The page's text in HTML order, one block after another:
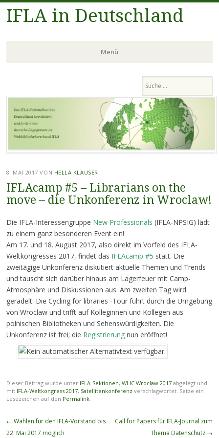
IFLA in Deutschland
Menü
springen
8. MAI 2017 VON HELLA KLAUSER
IFLAcamp #5 – Librarians on the
move – die Unkonferenz in Wroclaw!
Die IFLA-Interessengruppe New Professionals (IFLA-NPSIG) lädt
zu einem ganz besonderen Event ein!
Am 17. und 18. August 2017, also direkt im Vorfeld des IFLA-
Weltkongresses 2017, findet das IFLAcamp #5 statt. Die
zweitägige Unkonferenz diskutiert aktuelle Themen und Trends
und tauscht sich darüber hinaus am Lagerfeuer mit Camp-
Atmosphäre und Diskussionen aus. Am zweiten Tag wird
geradelt: Die Cycling for libraries -Tour führt durch die Umgebung
von Wroclaw und trifft auf Kolleginnen und Kollegen aus
polnischen Bibliotheken und Sehenswürdigkeiten. Die
Unkonferenz ist frei; die Registrierungnun eröffnet!
Dieser Beitrag wurde unter IFLA-Sektionen, WLIC Wroclaw 2017abgelegt und
mit IFLA-Weltkongress 2017, Satellitenkonferenz verschlagwortet. Setze ein
Lesezeichen auf den Permalink.
Beitragsnavigation
← Wahlen für den IFLA-Vorstand bis
22. Mai 2017 möglich
Call for Papers für IFLA-Journal zum
Thema Datenschutz →